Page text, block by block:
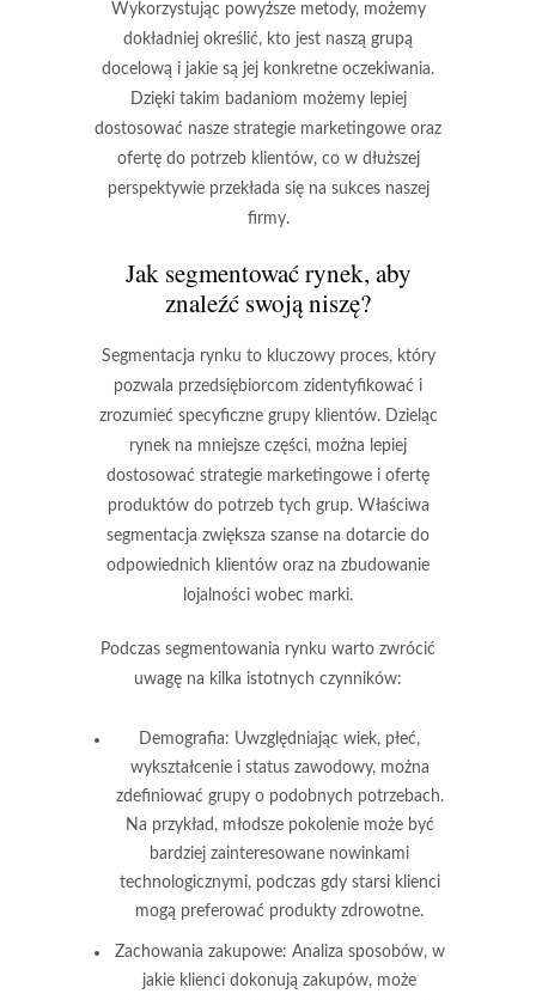
Wykorzystując powyższe metody, możemy
dokładniej określić, kto jest naszą grupą
docelową i jakie są jej konkretne oczekiwania.
Dzięki takim badaniom możemy lepiej
dostosować nasze strategie marketingowe oraz
ofertę do potrzeb klientów, co w dłuższej
perspektywie przekłada się na sukces naszej
firmy.
Jak segmentować rynek, aby
znaleźć swoją niszę?
Segmentacja rynku to kluczowy proces, który
pozwala przedsiębiorcom zidentyfikować i
zrozumieć specyficzne grupy klientów. Dzieląc
rynek na mniejsze części, można lepiej
dostosować strategie marketingowe i ofertę
produktów do potrzeb tych grup. Właściwa
segmentacja zwiększa szanse na dotarcie do
odpowiednich klientów oraz na zbudowanie
lojalności wobec marki.
Podczas segmentowania rynku warto zwrócić
uwagę na kilka istotnych czynników:
Demografia: Uwzględniając wiek, płeć,
wykształcenie i status zawodowy, można
zdefiniować grupy o podobnych potrzebach.
Na przykład, młodsze pokolenie może być
bardziej zainteresowane nowinkami
technologicznymi, podczas gdy starsi klienci
mogą preferować produkty zdrowotne.
Zachowania zakupowe: Analiza sposobów, w
jakie klienci dokonują zakupów, może